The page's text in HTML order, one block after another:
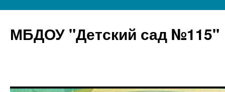
МБДОУ "Детский сад №115"